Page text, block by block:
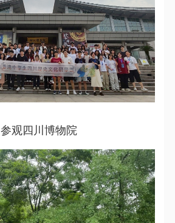
参观四川博物院